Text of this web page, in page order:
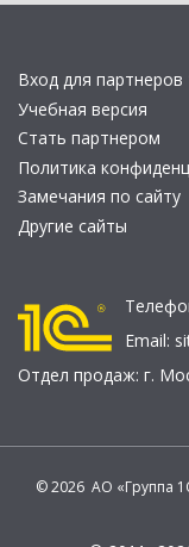
Вход для партнеров
Учебная версия
Стать партнером
Политика
Замечания по сайту
Другие сайты
Email:
Отдел продаж: г.
© 2026 АО «Группа